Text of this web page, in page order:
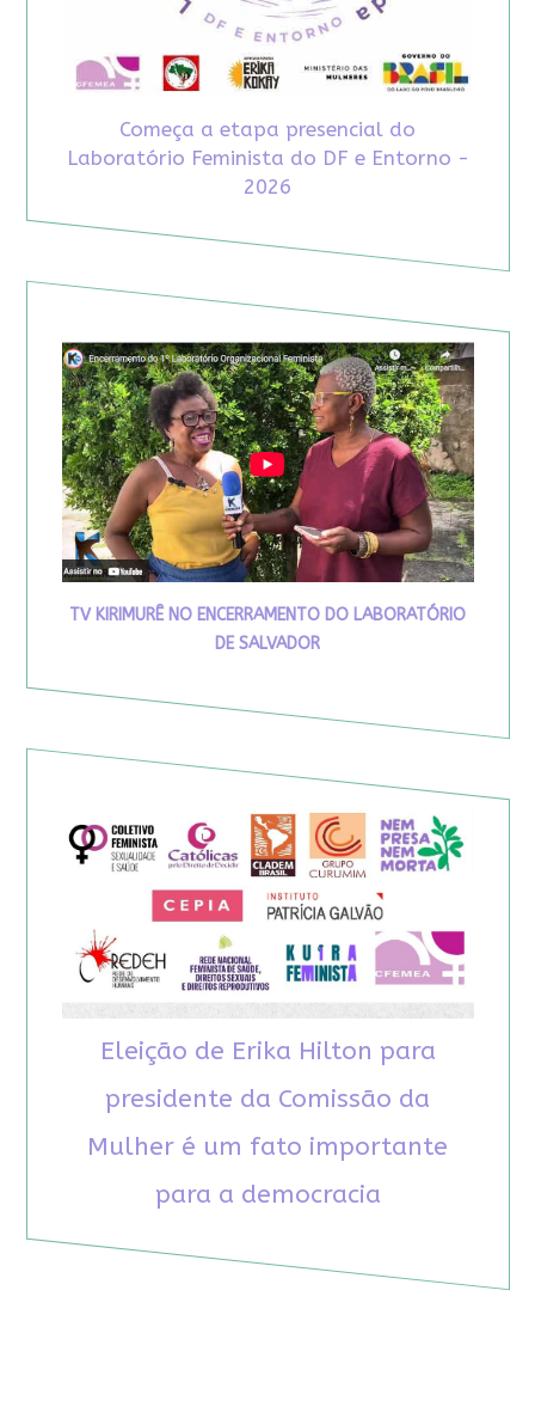
Começa a etapa presencial do
Laboratório Feminista do DF e Entorno -
2026
TV KIRIMURÊ NO ENCERRAMENTO DO LABORATÓRIO
DE SALVADOR
Eleição de Erika Hilton para
presidente da Comissão da
Mulher é um fato importante
para a democracia